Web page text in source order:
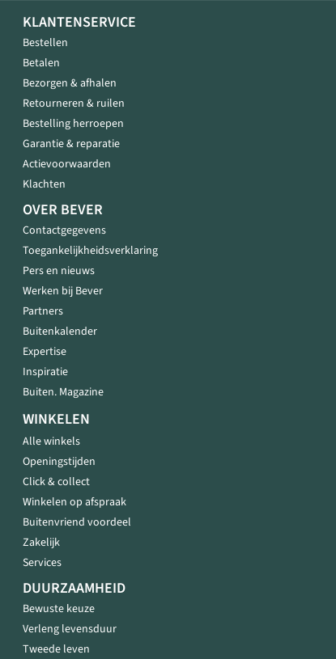
KLANTENSERVICE
Bestellen
Betalen
Bezorgen & afhalen
Retourneren & ruilen
Bestelling herroepen
Garantie & reparatie
Actievoorwaarden
Klachten
OVER BEVER
Contactgegevens
Toegankelijkheidsverklaring
Pers en nieuws
Werken bij Bever
Partners
Buitenkalender
Expertise
Inspiratie
Buiten. Magazine
WINKELEN
Alle winkels
Openingstijden
Click & collect
Winkelen op afspraak
Buitenvriend voordeel
Zakelijk
Services
DUURZAAMHEID
Bewuste keuze
Verleng levensduur
Tweede leven